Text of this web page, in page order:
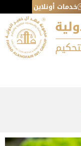
خدمات أونلاين